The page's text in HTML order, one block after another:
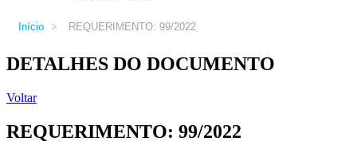
Início > REQUERIMENTO: 99/2022
DETALHES DO DOCUMENTO
Voltar
REQUERIMENTO: 99/2022